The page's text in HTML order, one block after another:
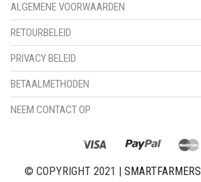
ALGEMENE VOORWAARDEN
RETOURBELEID
PRIVACY BELEID
BETAALMETHODEN
NEEM CONTACT OP
© COPYRIGHT 2021 |